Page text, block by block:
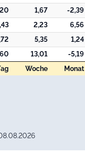
Woche Monat
1,67 -2,39
2,23 6,56
5,35 1,24
13,01 -5,19
Woche Monat